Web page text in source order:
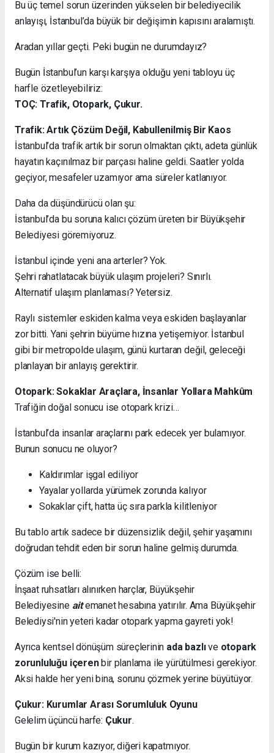
Bu üç temel sorun üzerinden yükselen bir belediyecilik
anlayışı, İstanbul’da büyük bir değişimin kapısını aralamıştı.
Aradan yıllar geçti. Peki bugün ne durumdayız?
Bugün İstanbul’un karşı karşıya olduğu yeni tabloyu üç
harfle özetleyebiliriz:
TOÇ: Trafik, Otopark, Çukur.
Trafik: Artık Çözüm Değil, Kabullenilmiş Bir Kaos
İstanbul’da trafik artık bir sorun olmaktan çıktı, adeta günlük
hayatın kaçınılmaz bir parçası haline geldi. Saatler yolda
geçiyor, mesafeler uzamıyor ama süreler katlanıyor.
Daha da düşündürücü olan şu:
İstanbul’da bu soruna kalıcı çözüm üreten bir Büyükşehir
Belediyesi göremiyoruz.
İstanbul içinde yeni ana arterler? Yok.
Şehri rahatlatacak büyük ulaşım projeleri? Sınırlı.
Alternatif ulaşım planlaması? Yetersiz.
Raylı sistemler eskiden kalma veya eskiden başlayanlar
zor bitti. Yani şehrin büyüme hızına yetişemiyor. İstanbul
gibi bir metropolde ulaşım, günü kurtaran değil, geleceği
planlayan bir anlayış gerektirir.
Otopark: Sokaklar Araçlara, İnsanlar Yollara Mahkûm
Trafiğin doğal sonucu ise otopark krizi…
İstanbul’da insanlar araçlarını park edecek yer bulamıyor.
Bunun sonucu ne oluyor?
Kaldırımlar işgal ediliyor
Yayalar yollarda yürümek zorunda kalıyor
Sokaklar çift, hatta üç sıra parkla kilitleniyor
Bu tablo artık sadece bir düzensizlik değil, şehir yaşamını
doğrudan tehdit eden bir sorun haline gelmiş durumda.
Çözüm ise belli:
İnşaat ruhsatları alınırken harçlar, Büyükşehir
Belediyesine aitemanet hesabına yatırılır. Ama Büyükşehir
Belediysi'nin yeteri kadar otopark yapma gayreti yok!
Ayrıca kentsel dönüşüm süreçlerinin ada bazlıve otopark
zorunluluğu içerenbir planlama ile yürütülmesi gerekiyor.
Aksi halde her yeni bina, sorunu çözmek yerine büyütüyor.
Çukur: Kurumlar Arası Sorumluluk Oyunu
Gelelim üçüncü harfe: Çukur.
Bugün bir kurum kazıyor, diğeri kapatmıyor.